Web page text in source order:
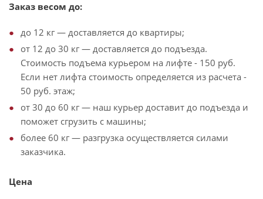
Заказ весом до:
до 12 кг — доставляется до квартиры;
от 12 до 30 кг — доставляется до подъезда.
Стоимость подъема курьером на лифте - 150 руб.
Если нет лифта стоимость определяется из расчета -
50 руб. этаж;
от 30 до 60 кг — наш курьер доставит до подъезда и
поможет сгрузить с машины;
более 60 кг — разгрузка осуществляется силами
заказчика.
Цена